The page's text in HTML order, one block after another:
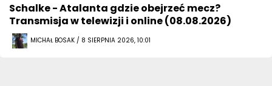
Schalke - Atalanta gdzie obejrzeć mecz?
Transmisja w telewizji i online (08.08.2026)
MICHAŁ BOSAK / 8 SIERPNIA 2026, 10:01